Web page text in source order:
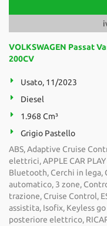
VOLKSWAGEN Passat
200CV
Usato, 11/2023
Diesel
1.968 Cm³
Grigio Pastello
ABS, Adaptive Cruise
elettrici, APPLE CAR
Bluetooth, Cerchi in lega,
automatico, 3 zone,
trazione, Cruise Control,
assistita, Isofix, Keyless
posteriore elettrico,